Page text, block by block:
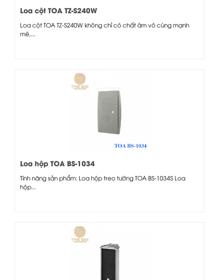
Loa cột TOA TZ-S240W
Loa cột TOA TZ-S240W không chỉ có chất âm vô cùng mạnh
mẽ,...
Loa hộp TOA BS-1034
Tính năng sản phẩm: Loa hộp treo tường TOA BS-1034S Loa
hộp...